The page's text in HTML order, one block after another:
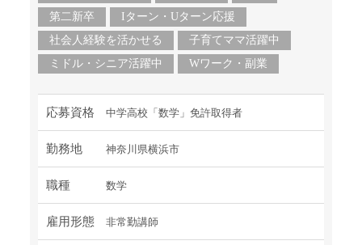
第二新卒
Iターン・Uターン応援
社会人経験を活かせる
子育てママ活躍中
ミドル・シニア活躍中
Wワーク・副業
応募資格 中学高校「数学」免許取得者
勤務地 神奈川県横浜市
職種 数学
雇用形態 非常勤講師